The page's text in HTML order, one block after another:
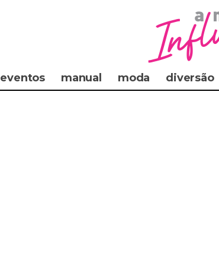
eventos manual moda diversão